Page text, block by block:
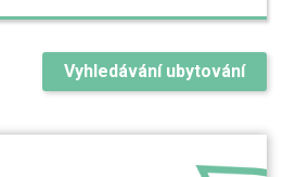
Vyhledávání ubytování